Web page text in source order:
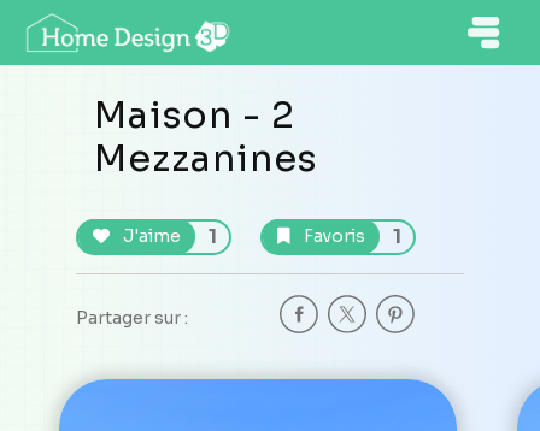
Maison - 2
Mezzanines
J'aime 1 Favoris 1
Partager sur :